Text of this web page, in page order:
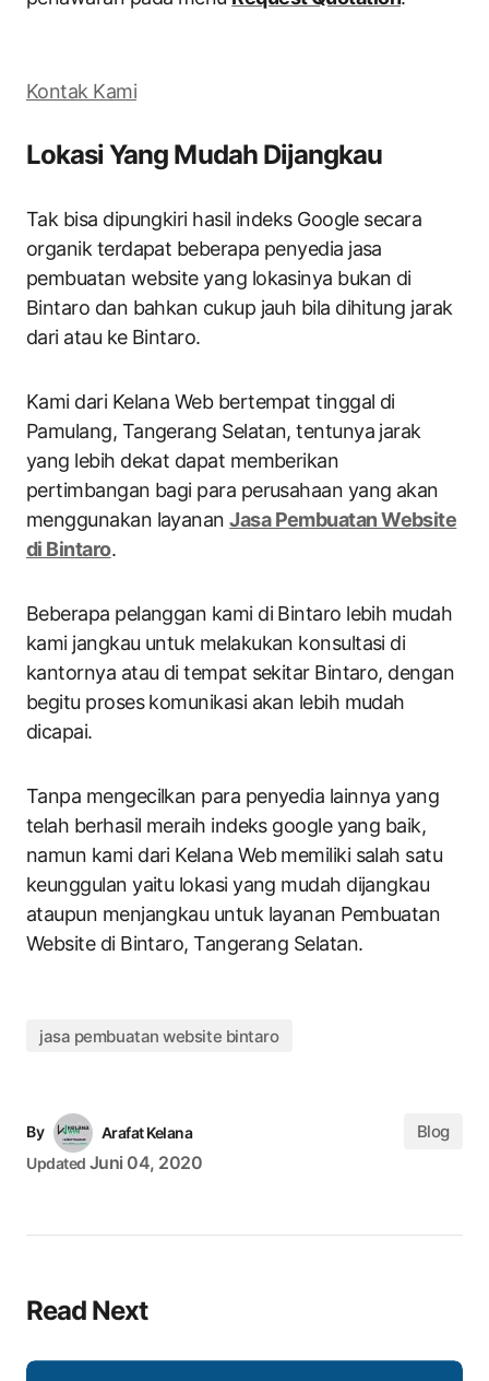
Kontak Kami
Lokasi Yang Mudah Dijangkau
Tak bisa dipungkiri hasil indeks Google secara
organik terdapat beberapa penyedia jasa
pembuatan website yang lokasinya bukan di
Bintaro dan bahkan cukup jauh bila dihitung jarak
dari atau ke Bintaro.
Kami dari Kelana Web bertempat tinggal di
Pamulang, Tangerang Selatan, tentunya jarak
yang lebih dekat dapat memberikan
pertimbangan bagi para perusahaan yang akan
menggunakan layananJasa Pembuatan Website
di Bintaro.
Beberapa pelanggan kami di Bintaro lebih mudah
kami jangkau untuk melakukan konsultasi di
kantornya atau di tempat sekitar Bintaro, dengan
begitu proses komunikasi akan lebih mudah
dicapai.
Tanpa mengecilkan para penyedia lainnya yang
telah berhasil meraih indeks google yang baik,
namun kami dari Kelana Web memiliki salah satu
keunggulan yaitu lokasi yang mudah dijangkau
ataupun menjangkau untuk layanan Pembuatan
Website di Bintaro, Tangerang Selatan.
jasa pembuatan website bintaro
By
Arafat Kelana
Updated Juni 04, 2020
Blog
Read Next